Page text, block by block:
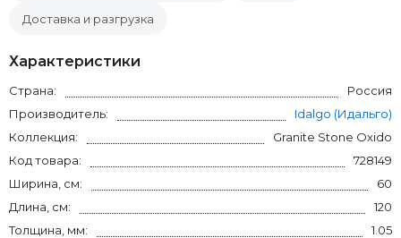
Доставка и разгрузка
Характеристики
Страна:
Россия
Производитель:
Idalgo (Идальго)
Коллекция:
Granite Stone Oxido
Код товара:
728149
Ширина, см:
60
Длина, см:
120
Толщина, мм:
1.05